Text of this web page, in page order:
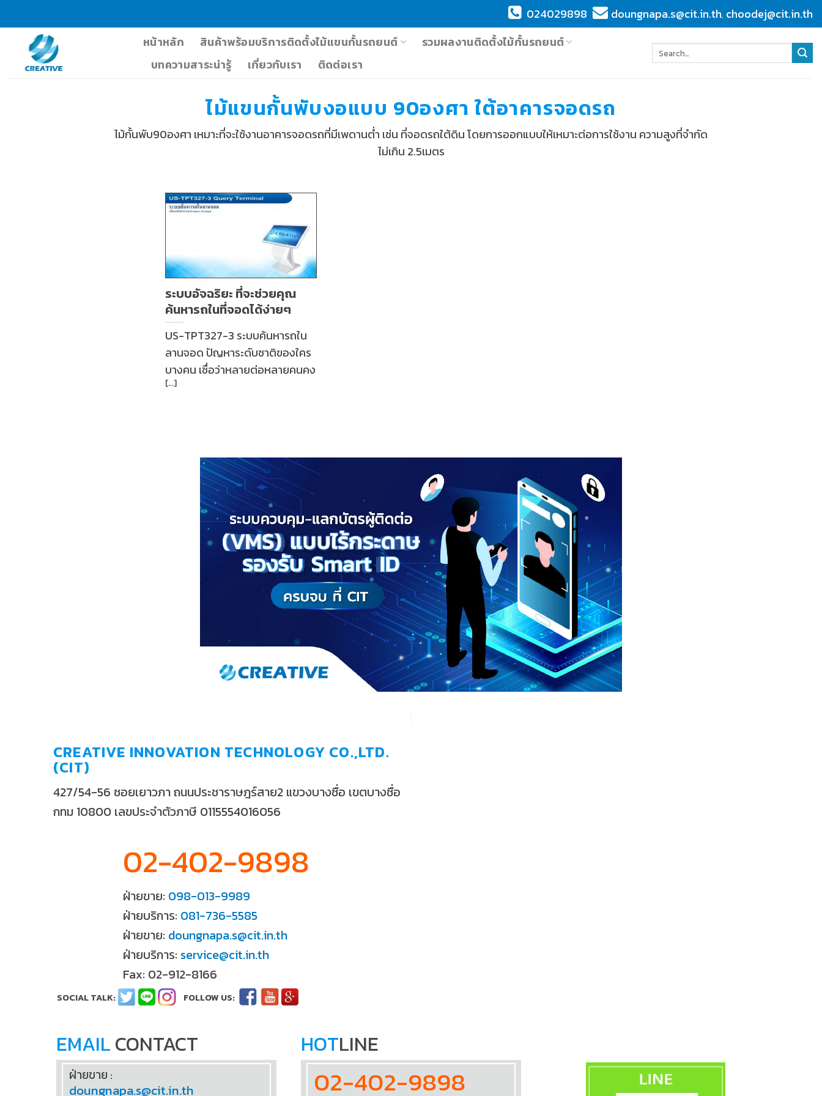
content
024029898 doungnapa.s@cit.in.th, choodej@cit.in.th
หน้าหลัก สินค้าพร้อมบริการติดตั้งไม้แขนกั้นรถยนต์
รวมผลงานติดตั้งไม้กั้นรถยนต์
บทความสาระน่ารู้
เกี่ยวกับเรา ติดต่อเรา
ไม้แขนกั้นพับงอแบบ 90องศา ใต้อาคารจอดรถ
ไม้กั้นพับ90องศา เหมาะที่จะใช้งานอาคารจอดรถที่มีเพดานต่ำ เช่น ที่จอดรถใต้ดิน โดยการออกแบบให้เหมาะต่อการใช้งาน ความสูงที่จำกัด
ไม่เกิน 2.5เมตร
ระบบอัจฉริยะ ที่จะช่วยคุณ
ค้นหารถในที่จอดได้ง่ายๆ
US-TPT327-3 ระบบค้นหารถใน
ลานจอด ปัญหาระดับชาติของใคร
บางคน เชื่อว่าหลายต่อหลายคนคง
เคยเจอปัญหาเวลาไปห้างสรรพ
จุกจิกกวนใจ และต้องกวนพี่ๆ
รปภ.ให้ช่วยเดินหากันจนวุ่นเพราะ
ความขี้ลืมของตัวเราเอง บางคน
อาจพาลคิดไปไกลถึงขั้นรถของเรา
จะโดนจารกรรมเสร็จโจรไปซะเเล้ว
ยิ่งถ้าเป็นลานจอดรถแบบนอก
อาคารด้วยแล้วละก็ มองไปทางไหน
ก็มีแต่รถเยอะไปหมด[...]
CREATIVE INNOVATION TECHNOLOGY CO.,LTD.
(CIT)
427/54-56 ซอยเยาวภา ถนนประชาราษฎร์สาย2 แขวงบางซื่อ เขตบางซื่อ
กทม 10800 เลขประจำตัวภาษี 0115554016056
02-402-9898
ฝ่ายขาย: 098-013-9989
ฝ่ายบริการ: 081-736-5585
ฝ่ายขาย: doungnapa.s@cit.in.th
ฝ่ายบริการ: service@cit.in.th
Fax: 02-912-8166
EMAILCONTACT
ฝ่ายขาย :
doungnapa.s@cit.in.th
HOTLINE
02-402-9898